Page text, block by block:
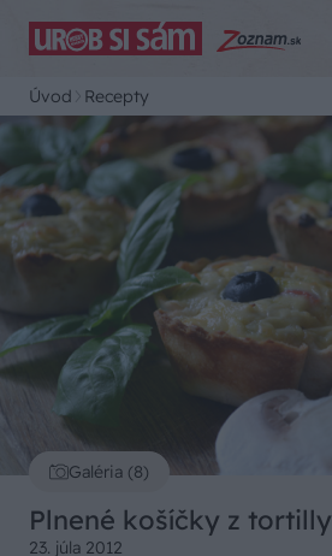
Úvod Recepty
Galéria (8)
Plnené košíčky z tortilly
23. júla 2012